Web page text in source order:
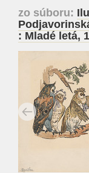
zo súboru:
: Mladé letá,